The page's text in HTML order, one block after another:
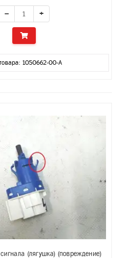
− +
1050662-00-A
(лягушка) (повреждение)